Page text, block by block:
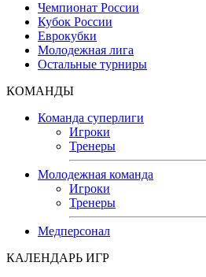
Чемпионат России
Кубок России
Еврокубки
Молодежная лига
Остальные турниры
КОМАНДЫ
Команда суперлиги
Игроки
Тренеры
Молодежная команда
Игроки
Тренеры
Медперсонал
КАЛЕНДАРЬ ИГР